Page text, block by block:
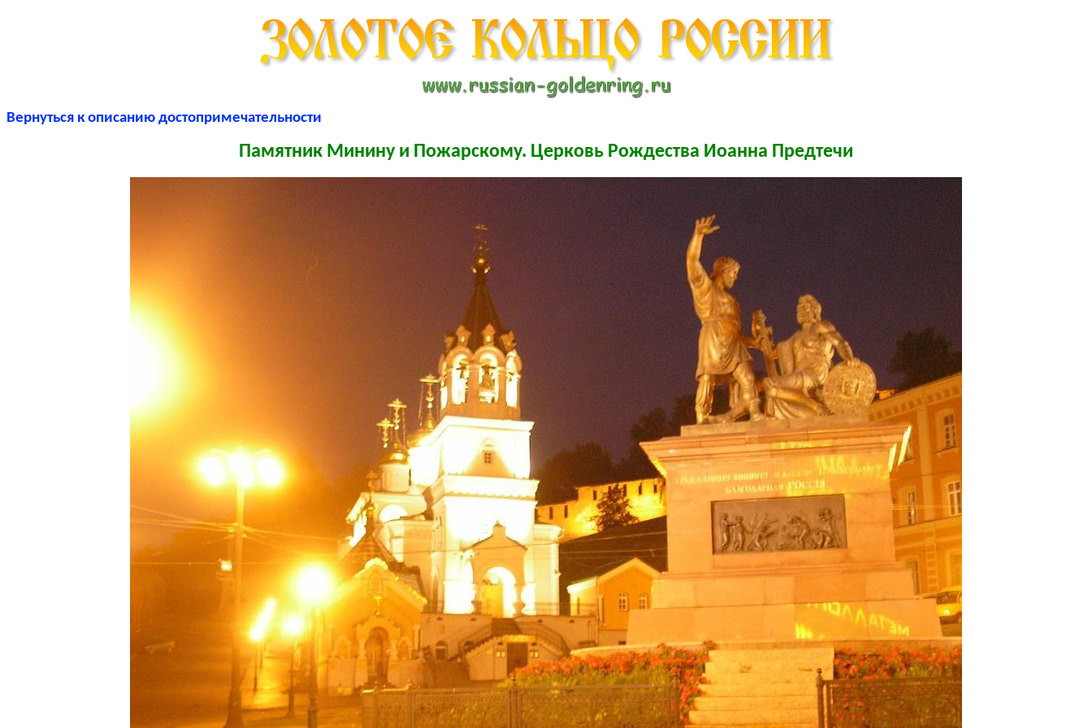
Вернуться к описанию достопримечательности
Памятник Минину и Пожарскому. Церковь Рождества Иоанна Предтечи